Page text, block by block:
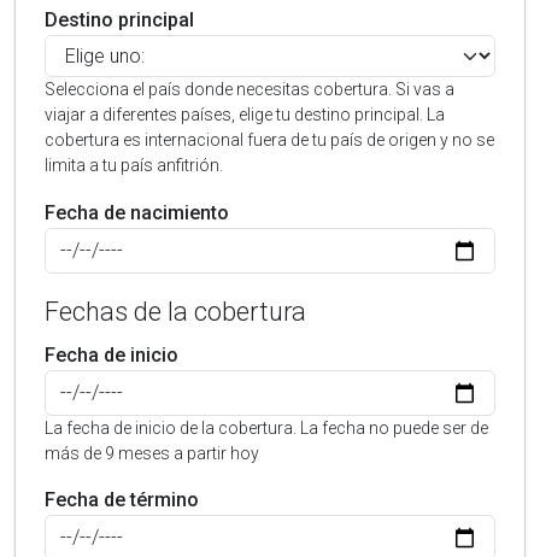
Destino principal
Selecciona el país donde necesitas cobertura. Si vas a
viajar a diferentes países, elige tu destino principal. La
cobertura es internacional fuera de tu país de origen y no se
limita a tu país anfitrión.
Fecha de nacimiento
Fechas de la cobertura
Fecha de inicio
La fecha de inicio de la cobertura. La fecha no puede ser de
más de 9 meses a partir hoy
Fecha de término